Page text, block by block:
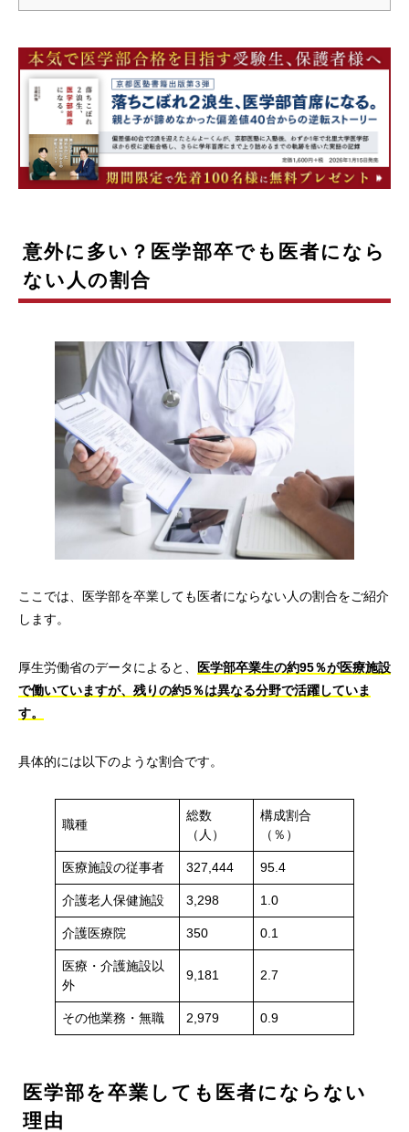
意外に多い？医学部卒でも医者になら
ない人の割合
ここでは、医学部を卒業しても医者にならない人の割合をご紹介
します。
厚生労働省のデータによると、
医学部卒業生の約95％が医療施設
で働いていますが、残りの約5％は異なる分野で活躍していま
す。
具体的には以下のような割合です。
職種
総数
（人）
構成割合
（％）
医療施設の従事者 327,444 95.4
介護老人保健施設 3,298 1.0
介護医療院 350 0.1
医療・介護施設以
外
9,181 2.7
その他業務・無職 2,979 0.9
医学部を卒業しても医者にならない
理由